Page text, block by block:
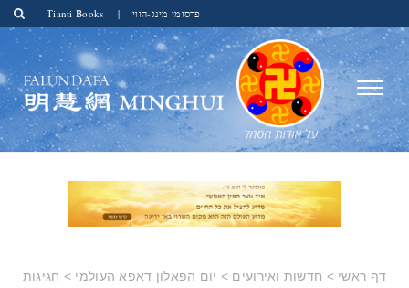
פרסומי מינג-הווי |
Tianti Books
דף ראשי > חדשות ואירועים > יום הפאלון דאפא העולמי > חגיגות